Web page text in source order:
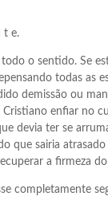
t e.
o sentido. Se
todas as
demissão ou
enfiar no
devia ter se
que sairia
a firmeza
completamente